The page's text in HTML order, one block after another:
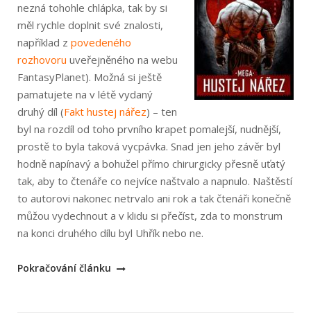
nezná tohohle chlápka, tak by si
měl rychle doplnit své znalosti,
například z povedeného
rozhovoru uveřejněného na webu
FantasyPlanet). Možná si ještě
pamatujete na v létě vydaný
druhý díl (Fakt hustej nářez) – ten
byl na rozdíl od toho prvního krapet pomalejší, nudnější,
prostě to byla taková vycpávka. Snad jen jeho závěr byl
hodně napínavý a bohužel přímo chirurgicky přesně uťatý
tak, aby to čtenáře co nejvíce naštvalo a napnulo. Naštěstí
to autorovi nakonec netrvalo ani rok a tak čtenáři konečně
můžou vydechnout a v klidu si přečíst, zda to monstrum
na konci druhého dílu byl Uhřík nebo ne.
„František
Pokračování článku